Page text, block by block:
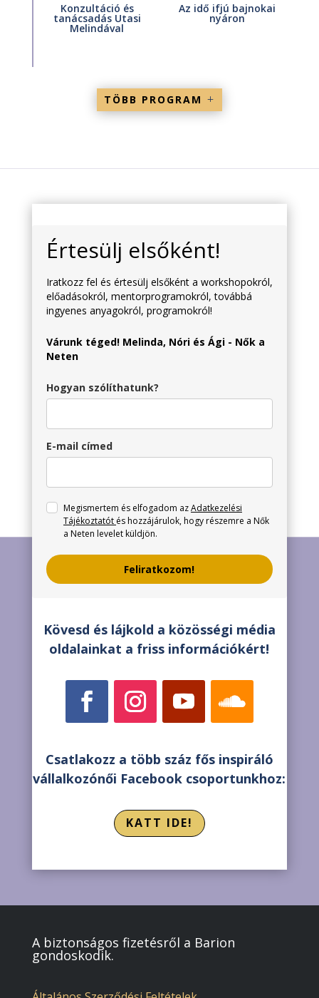
Konzultáció és
tanácsadás Utasi
Melindával
Az idő ifjú bajnokai
nyáron
TÖBB PROGRAM
Értesülj elsőként!
Iratkozz fel és értesülj elsőként a workshopokról,
előadásokról, mentorprogramokról, továbbá
ingyenes anyagokról, programokról!
Várunk téged! Melinda, Nóri és Ági - Nők a
Neten
Hogyan szólíthatunk?
E-mail címed
Megismertem és elfogadom azAdatkezelési
Tájékoztatót és hozzájárulok, hogy részemre a Nők
a Neten levelet küldjön.
Feliratkozom!
Kövesd és lájkold a közösségi média
oldalainkat a friss információkért!
Csatlakozz a több száz fős inspiráló
vállalkozónői Facebook csoportunkhoz:
KATT IDE!
A biztonságos fizetésről a Barion
gondoskodik.